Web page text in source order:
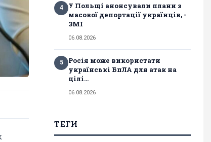
4
У Польщі анонсували плани з
масової депортації українців, -
ЗМІ
06.08.2026
5
Росія може використати
українські БпЛА для атак на
цілі...
06.08.2026
ТЕГИ